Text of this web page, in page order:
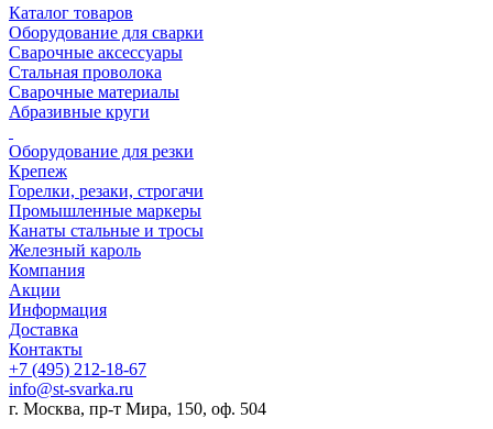
Каталог товаров
Оборудование для сварки
Сварочные аксессуары
Стальная проволока
Сварочные материалы
Абразивные круги
Оборудование для резки
Крепеж
Горелки, резаки, строгачи
Промышленные маркеры
Канаты стальные и тросы
Железный кароль
Компания
Акции
Информация
Доставка
Контакты
+7 (495) 212-18-67
info@st-svarka.ru
г. Москва, пр-т Мира, 150, оф. 504